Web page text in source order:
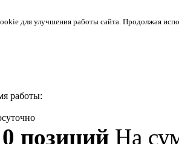
для улучшения работы сайта. Продолжая
работы:
0 позиций На